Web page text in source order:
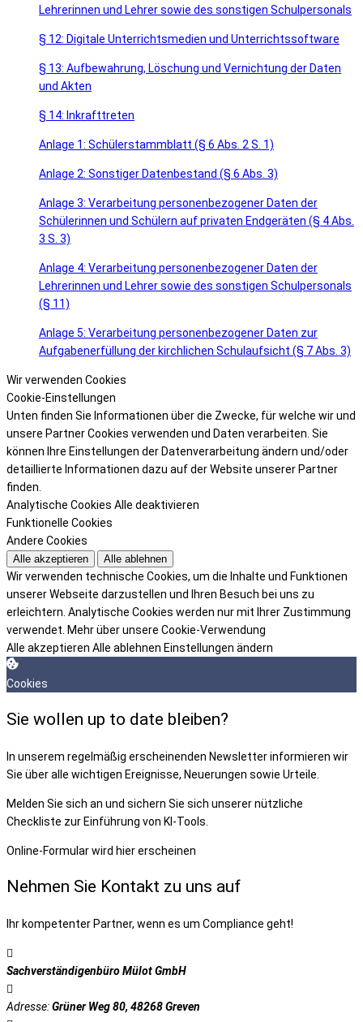
Lehrerinnen und Lehrer sowie des sonstigen Schulpersonals
§ 12: Digitale Unterrichtsmedien und Unterrichtssoftware
§ 13: Aufbewahrung, Löschung und Vernichtung der Daten
und Akten
§ 14: Inkrafttreten
Anlage 1: Schülerstammblatt (§ 6 Abs. 2 S. 1)
Anlage 2: Sonstiger Datenbestand (§ 6 Abs. 3)
Anlage 3: Verarbeitung personenbezogener Daten der
Schülerinnen und Schülern auf privaten Endgeräten (§ 4 Abs.
3 S. 3)
Anlage 4: Verarbeitung personenbezogener Daten der
Lehrerinnen und Lehrer sowie des sonstigen Schulpersonals
(§ 11)
Anlage 5: Verarbeitung personenbezogener Daten zur
Aufgabenerfüllung der kirchlichen Schulaufsicht (§ 7 Abs. 3)
Wir verwenden Cookies
Cookie-Einstellungen
Unten finden Sie Informationen über die Zwecke, für welche wir und
unsere Partner Cookies verwenden und Daten verarbeiten. Sie
können Ihre Einstellungen der Datenverarbeitung ändern und/oder
detaillierte Informationen dazu auf der Website unserer Partner
finden.
Analytische Cookies Alle deaktivieren
Funktionelle Cookies
Andere Cookies
Alle akzeptieren Alle ablehnen
Wir verwenden technische Cookies, um die Inhalte und Funktionen
unserer Webseite darzustellen und Ihren Besuch bei uns zu
erleichtern. Analytische Cookies werden nur mit Ihrer Zustimmung
verwendet. Mehr über unsere Cookie-Verwendung
Alle akzeptieren Alle ablehnen Einstellungen ändern
Cookies
Sie wollen up to date bleiben?
In unserem regelmäßig erscheinenden Newsletter informieren wir
Sie über alle wichtigen Ereignisse, Neuerungen sowie Urteile.
Melden Sie sich an und sichern Sie sich unserer nützliche
Checkliste zur Einführung von KI-Tools.
Online-Formular wird hier erscheinen
Nehmen Sie Kontakt zu uns auf
Ihr kompetenter Partner, wenn es um Compliance geht!
Sachverständigenbüro Mülot GmbH
Adresse:Grüner Weg 80, 48268 Greven